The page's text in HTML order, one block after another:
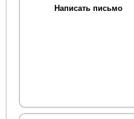
Написать письмо